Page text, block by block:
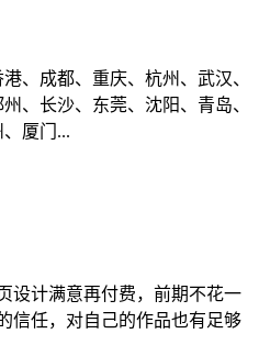
、成都、重庆、杭州、武汉、
、长沙、东莞、沈阳、青岛、
厦门...
设计满意再付费，前期不花一
信任，对自己的作品也有足够